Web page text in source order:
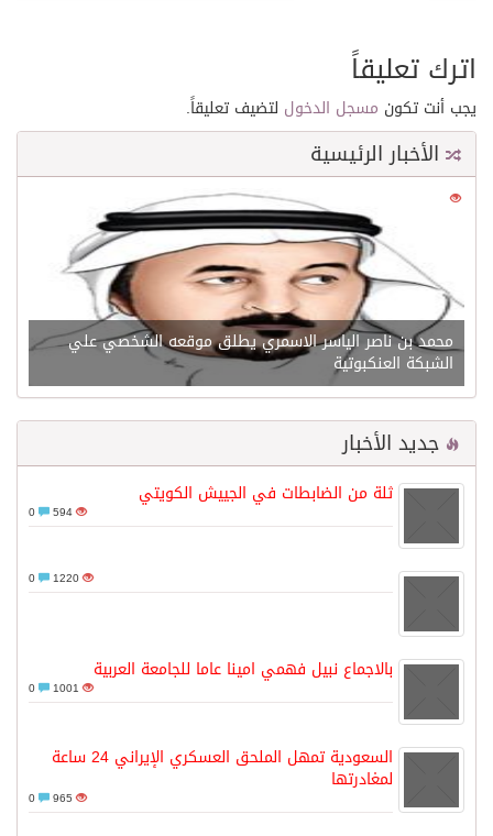
اترك تعليقاً
يجب أنت تكون مسجل الدخول لتضيف تعليقاً.
الأخبار الرئيسية
21572
محمد بن ناصر الياسر الاسمري يطلق موقعه الشخصي علي
الشبكة العنكبوتية
جديد الأخبار
ثلة من الضابطات في الجييش الكويتي
594
1220
بالاجماع نبيل فهمي امينا عاما للجامعة العربية
1001
السعودية تمهل الملحق العسكري الإيراني 24 ساعة
لمغادرتها
965